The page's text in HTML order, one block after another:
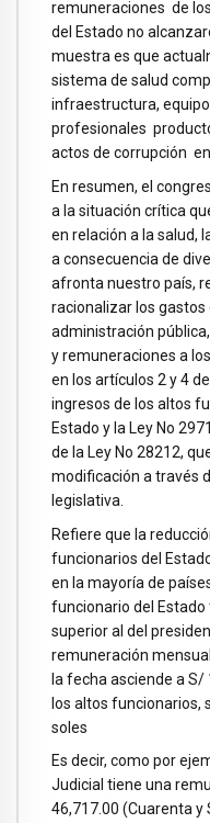
remuneraciones de
del Estado no
muestra es que
sistema de salud
infraestructura,
profesionales
actos de corrupción
En resumen, el
a la situación crítica
en relación a la salud,
a consecuencia de
afronta nuestro país,
racionalizar los
administración
y remuneraciones a
en los artículos 2 y 4
ingresos de los altos
Estado y la Ley No
de la Ley No 28212,
modificación a través
legislativa.
Refiere que la
funcionarios del
en la mayoría de
funcionario del
superior al del
remuneración
la fecha asciende a S/
los altos funcionarios,
soles
Es decir, como por
Judicial tiene una
46,717.00 (Cuarenta y